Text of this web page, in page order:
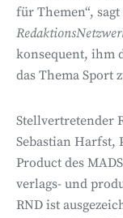
für Themen“,
konsequent, ihm
das Thema Sport
Stellvertretender
Sebastian Harfst,
Product des
verlags- und
RND ist